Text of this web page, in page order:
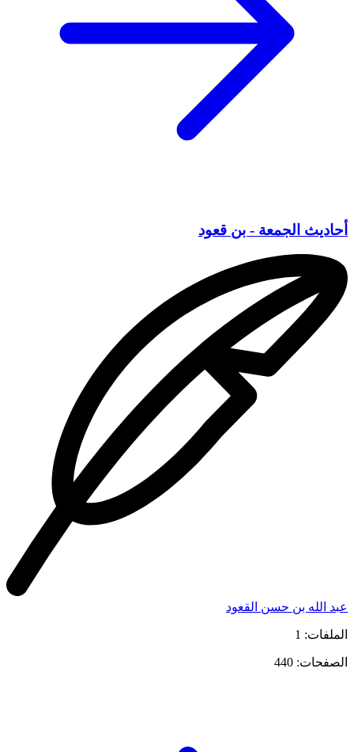
أحاديث الجمعة - بن قعود
عبد الله بن حسن القعود
الملفات: 1
الصفحات: 440